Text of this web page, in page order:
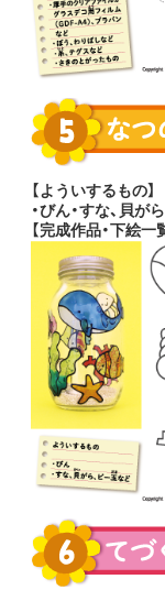
【よういするもの】
・びん・すな、貝が
【完成作品・下絵一